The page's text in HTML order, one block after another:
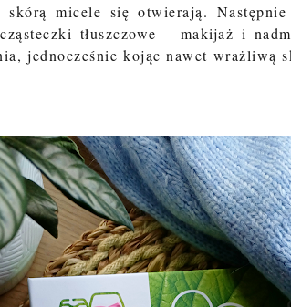
skórą micele się otwierają.
tłuszczowe – makijaż i
jednocześnie kojąc nawet wrażliwą